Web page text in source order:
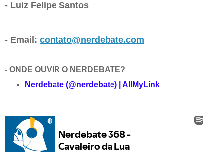
- Luiz Felipe Santos
- Email: contato@nerdebate.com
- ONDE OUVIR O NERDEBATE?
Nerdebate (@nerdebate) | AllMyLink